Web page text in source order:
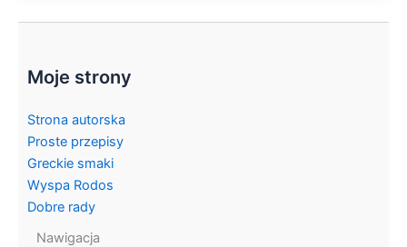
Moje strony
Strona autorska
Proste przepisy
Greckie smaki
Wyspa Rodos
Dobre rady
Nawigacja